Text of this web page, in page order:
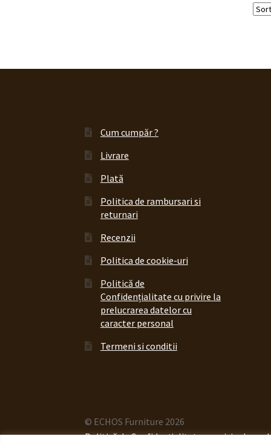
Cum cumpăr ?
Livrare
Plată
Politica de rambursari si
returnari
Recenzii
Politica de cookie-uri
Politică de
Confidențialitate cu privire la
prelucrarea datelor cu
caracter personal
Termeni si conditii
© ECHOS Furniture 2026
Politică de Confidențialitate cu privire la